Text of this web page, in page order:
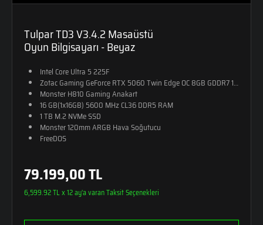
Tulpar TD3 V3.4.2 Masaüstü
Oyun Bilgisayarı - Beyaz
Intel Core Ultra 5 225F
Zotac Gaming GeForce RTX 5060 Twin Edge OC 8GB GDDR7 128-Bit
Monster H810 Gaming Anakart
16 GB(1x16GB) 5600 MHz CL36 DDR5 RAM
1 TB M.2 NVMe SSD
Monster 120mm ARGB Hava Soğutucu
FreeDOS
79.199,00 TL
6,599.92 TL x 12 ay'a varan Taksit Seçenekleri